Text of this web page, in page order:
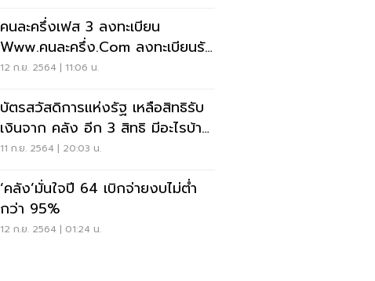
คนละครึ่งเฟส 3 ลงทะเบียน
Www.คนละครึ่ง.com ลงทะเบียนรับ
เงิน 3,000 บาท
12 ก.ย. 2564 | 11:06 น.
บัตรสวัสดิการแห่งรัฐ เหลือสิทธิรับ
เงินจาก คลัง อีก 3 สิทธิ มีอะไรบ้าง
เช็คเลย
11 ก.ย. 2564 | 20:03 น.
‘คลัง’มั่นใจปี 64 เบิกจ่ายงบไม่ต่ำ
กว่า 95%
12 ก.ย. 2564 | 01:24 น.